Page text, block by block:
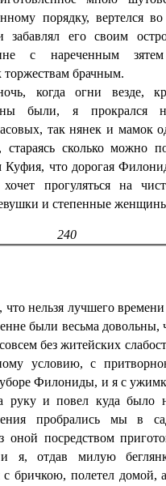
порядку, вертелся
забавлял его своим
с нареченным зятем
брачным.
когда огни везде,
были, я прокрался
так нянек и мамок
стараясь сколько можно
Куфия, что дорогая
прогуляться на
и степенные
240
что нельзя лучшего
были весьма довольны,
без житейских
условию, с
Филониды, и я с
руку и повел куда было
пробрались мы в
посредством
я, отдав милую
бричкою, полетел домой,